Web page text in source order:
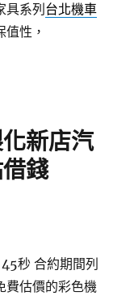
系列 台北機車
性，
新店汽
錢
45秒 合約期間列
費估價的彩色機